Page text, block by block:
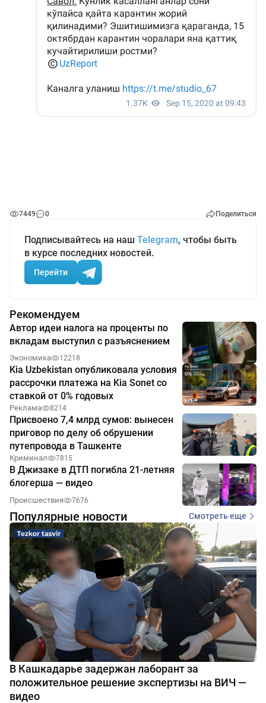
7449 0 Поделиться
Подписывайтесь на наш Telegram, чтобы быть
в курсе последних новостей.
Перейти
Рекомендуем
Автор идеи налога на проценты по
вкладам выступил с разъяснением
Экономика 12218
Kia Uzbekistan опубликовала условия
рассрочки платежа на Kia Sonet со
ставкой от 0% годовых
Реклама 8214
Присвоено 7,4 млрд сумов: вынесен
приговор по делу об обрушении
путепровода в Ташкенте
Криминал 7815
В Джизаке в ДТП погибла 21-летняя
блогерша — видео
Происшествия 7676
Популярные новости Смотреть еще
В Кашкадарье задержан лаборант за
положительное решение экспертизы на ВИЧ —
видео